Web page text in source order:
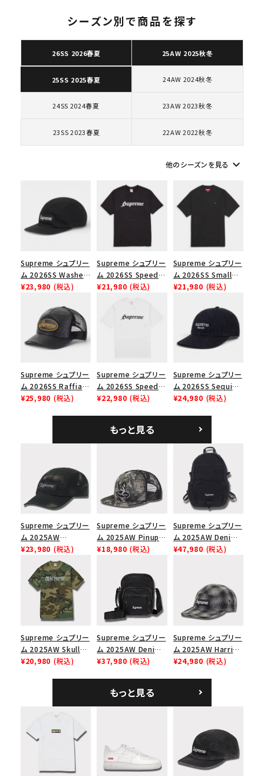
キーワードから探す
2026SS 2025AW
キャップ・ハット
パーカー・クルーネック
シーズンから探す
価格から探す
円 ～
円
在庫のない商品を表示する
絞り込んで検索する
シーズン別で商品を探す
26SS 2026春夏 25AW 2025秋冬
25SS 2025春夏 24AW 2024秋冬
24SS 2024春夏 23AW 2023秋冬
23SS 2023春夏 22AW 2022秋冬
他のシーズンを見る keyboard_arrow_down
Supreme シュプリー
ム 2026SS Washed
Chino Twill Camp
ノツイル キャンプキャ
ップ ブラック
¥23,980 (税込)
Supreme シュプリー
ム 2026SS Speed
Tee スピードTシャツ
¥21,980 (税込)
Supreme シュプリー
ム 2026SS Small
Box Tee スモールボ
¥21,980 (税込)
Supreme シュプリー
ム 2026SS Raffia
Mesh Back 5-Panel
¥25,980 (税込)
Supreme シュプリー
ム 2026SS Speed
Tee スピードTシャツ
¥22,980 (税込)
Supreme シュプリー
ム 2026SS Sequin
Denim Classic
シックロゴ 6パネルキ
ャップ ブラック
¥24,980 (税込)
もっと見る
Supreme シュプリー
ム 2025AW
Overdyed Camp
Cap オーバーダイド
キャンプキャップ ブ
ラック
¥23,980 (税込)
Supreme シュプリー
ム 2025AW Pinup
Mesh Back 5-Panel
ュバック 5パネルキャ
ップ トゥルーティン
バーHTC フォールカ
¥18,980 (税込)
Supreme シュプリー
ム 2025AW Denim
Backpack デニム バ
¥47,980 (税込)
Supreme シュプリー
ム 2025AW Skull
Tee スカル Tシャ
¥20,980 (税込)
Supreme シュプリー
ム 2025AW Denim
Shoulder Bag デニ
¥37,980 (税込)
Supreme シュプリー
ム 2025AW Harris
Tweed Camp Cap
¥24,980 (税込)
もっと見る